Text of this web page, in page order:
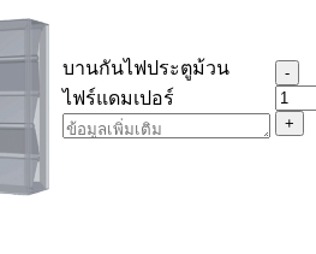
บานกันไฟประตูม้วน
ไฟร์แดมเปอร์
-
+